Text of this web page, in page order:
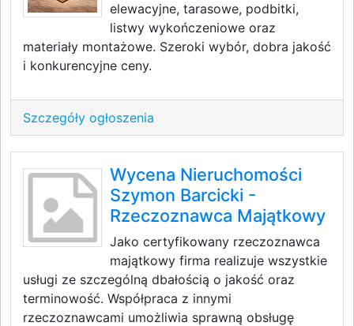
elewacyjne, tarasowe, podbitki,
listwy wykończeniowe oraz
materiały montażowe. Szeroki wybór, dobra jakość
i konkurencyjne ceny.
Szczegóły ogłoszenia
Wycena Nieruchomości
Szymon Barcicki -
Rzeczoznawca Majątkowy
Jako certyfikowany rzeczoznawca
majątkowy firma realizuje wszystkie
usługi ze szczególną dbałością o jakość oraz
terminowość. Współpraca z innymi
rzeczoznawcami umożliwia sprawną obsługę